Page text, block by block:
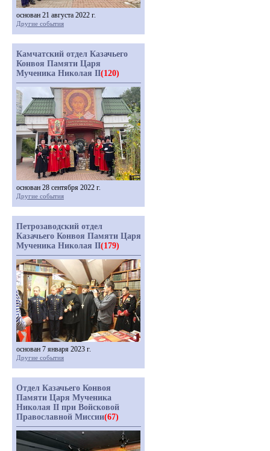
основан 21 августа 2022 г.
Другие события
Камчатский отдел Казачьего
Конвоя Памяти Царя
Мученика Николая II(120)
основан 28 сентября 2022 г.
Другие события
Петрозаводский отдел
Казачьего Конвоя Памяти Царя
Мученика Николая II(179)
основан 7 января 2023 г.
Другие события
Отдел Казачьего Конвоя
Памяти Царя Мученика
Николая II при Войсковой
Православной Миссии(67)